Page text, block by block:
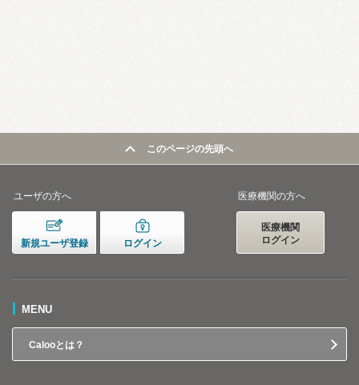
このページの先頭へ
ユーザの方へ
新規ユーザ登録 ログイン
医療機関の方へ
医療機関
ログイン
MENU
Calooとは？